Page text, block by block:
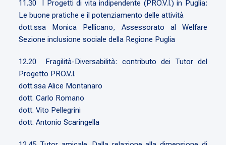
11.30 I Progetti di vita indipendente (PRO.V.I.) in Puglia:
Le buone pratiche e il potenziamento delle attività
dott.ssa Monica Pellicano, Assessorato al Welfare
Sezione inclusione sociale della Regione Puglia
12.20 Fragilità-Diversabilità: contributo dei Tutor del
Progetto PRO.V.I.
dott.ssa Alice Montanaro
dott. Carlo Romano
dott. Vito Pellegrini
dott. Antonio Scaringella